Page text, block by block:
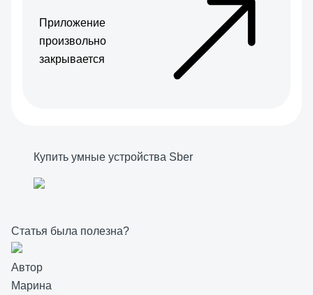
Приложение
произвольно
закрывается
Купить умные устройства Sber
Статья была полезна?
Автор
Марина